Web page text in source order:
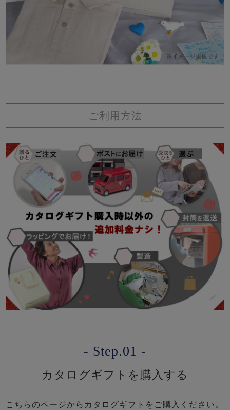
ご利用方法
- Step.01 -
カタログギフトを購入する
こちらのページからカタログギフトをご購入ください。